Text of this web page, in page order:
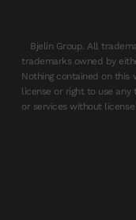
Bjelin Group. All
trademarks owned by
Nothing contained on this
license or right to use
or services without